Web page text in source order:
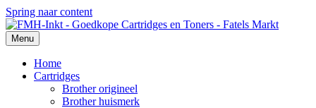
Spring naar content
Menu
Home
Cartridges
Brother origineel
Brother huismerk